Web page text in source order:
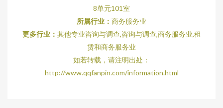
8单元101室
所属行业： 商务服务业
更多行业： 其他专业咨询与调查,咨询与调查,商务服务业,租
赁和商务服务业
如若转载，请注明出处：
http://www.qqfanpin.com/information.html